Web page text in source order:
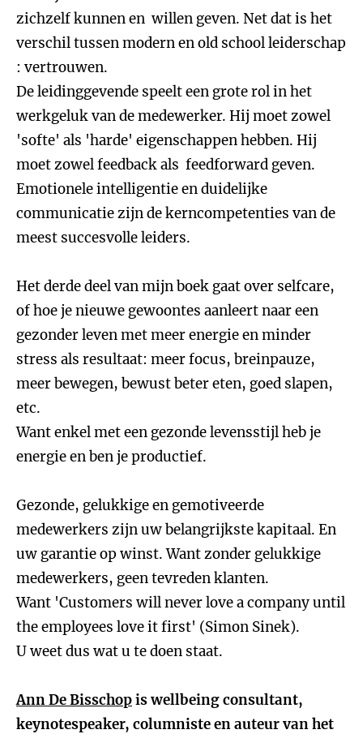
zichzelf kunnen en willen geven. Net dat is het
verschil tussen modern en old school leiderschap
: vertrouwen.
De leidinggevende speelt een grote rol in het
werkgeluk van de medewerker. Hij moet zowel
'softe' als 'harde' eigenschappen hebben. Hij
moet zowel feedback als feedforward geven.
Emotionele intelligentie en duidelijke
communicatie zijn de kerncompetenties van de
meest succesvolle leiders.
Het derde deel van mijn boek gaat over selfcare,
of hoe je nieuwe gewoontes aanleert naar een
gezonder leven met meer energie en minder
stress als resultaat: meer focus, breinpauze,
meer bewegen, bewust beter eten, goed slapen,
etc.
Want enkel met een gezonde levensstijl heb je
energie en ben je productief.
Gezonde, gelukkige en gemotiveerde
medewerkers zijn uw belangrijkste kapitaal. En
uw garantie op winst. Want zonder gelukkige
medewerkers, geen tevreden klanten.
Want 'Customers will never love a company until
the employees love it first' (Simon Sinek).
U weet dus wat u te doen staat.
Ann De Bisschopis wellbeing consultant,
keynotespeaker, columniste en auteur van het